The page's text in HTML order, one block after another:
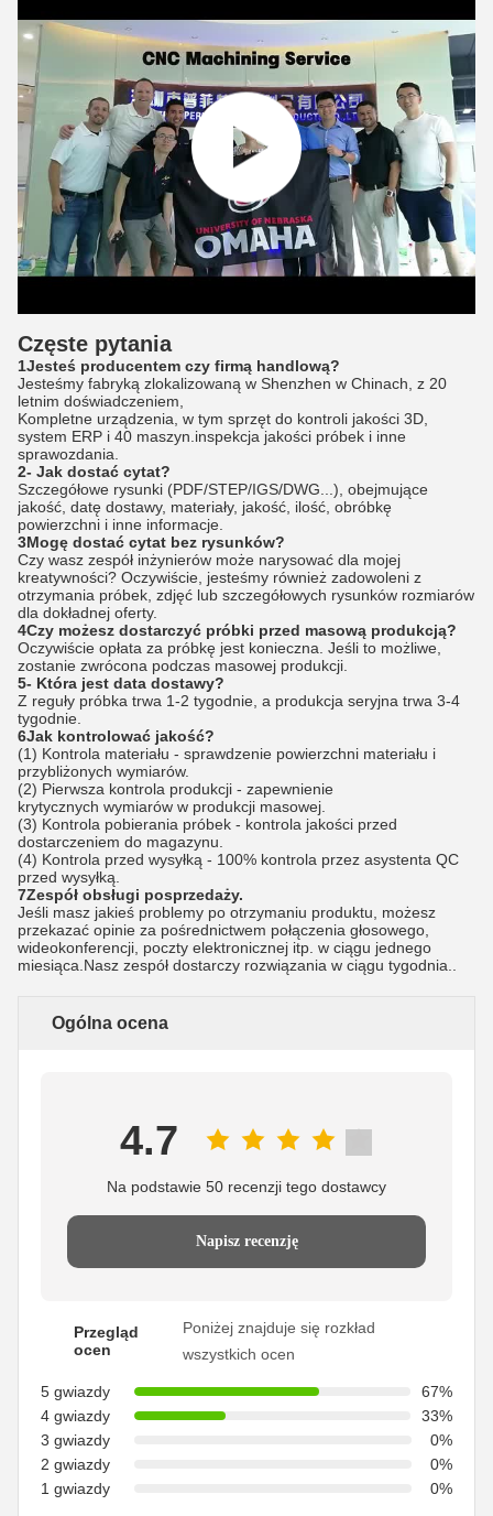
Częste pytania
1Jesteś producentem czy firmą handlową?
Jesteśmy fabryką zlokalizowaną w Shenzhen w Chinach, z 20
letnim doświadczeniem,
Kompletne urządzenia, w tym sprzęt do kontroli jakości 3D,
system ERP i 40 maszyn.inspekcja jakości próbek i inne
sprawozdania.
2- Jak dostać cytat?
Szczegółowe rysunki (PDF/STEP/IGS/DWG...), obejmujące
jakość, datę dostawy, materiały, jakość, ilość, obróbkę
powierzchni i inne informacje.
3Mogę dostać cytat bez rysunków?
Czy wasz zespół inżynierów może narysować dla mojej
kreatywności? Oczywiście, jesteśmy również zadowoleni z
otrzymania próbek, zdjęć lub szczegółowych rysunków rozmiarów
dla dokładnej oferty.
4Czy możesz dostarczyć próbki przed masową produkcją?
Oczywiście opłata za próbkę jest konieczna. Jeśli to możliwe,
zostanie zwrócona podczas masowej produkcji.
5- Która jest data dostawy?
Z reguły próbka trwa 1-2 tygodnie, a produkcja seryjna trwa 3-4
tygodnie.
6Jak kontrolować jakość?
(1) Kontrola materiału - sprawdzenie powierzchni materiału i
przybliżonych wymiarów.
(2) Pierwsza kontrola produkcji - zapewnienie
krytycznych wymiarów w produkcji masowej.
(3) Kontrola pobierania próbek - kontrola jakości przed
dostarczeniem do magazynu.
(4) Kontrola przed wysyłką - 100% kontrola przez asystenta QC
przed wysyłką.
7Zespół obsługi posprzedaży.
Jeśli masz jakieś problemy po otrzymaniu produktu, możesz
przekazać opinie za pośrednictwem połączenia głosowego,
wideokonferencji, poczty elektronicznej itp. w ciągu jednego
miesiąca.Nasz zespół dostarczy rozwiązania w ciągu tygodnia..
Ogólna ocena
4.7
Na podstawie 50 recenzji tego dostawcy
Napisz recenzję
Przegląd
ocen
Poniżej znajduje się rozkład
wszystkich ocen
5 gwiazdy
67%
4 gwiazdy
33%
3 gwiazdy
0%
2 gwiazdy
0%
1 gwiazdy
0%